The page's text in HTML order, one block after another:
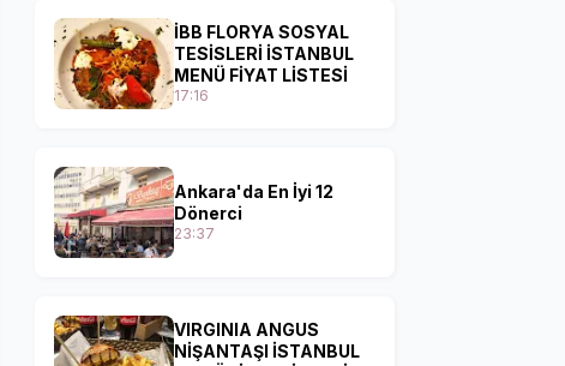
İBB FLORYA SOSYAL
TESİSLERİ İSTANBUL
MENÜ FİYAT LİSTESİ
17:16
Ankara'da En İyi 12
Dönerci
23:37
VIRGINIA ANGUS
NİŞANTAŞI İSTANBUL